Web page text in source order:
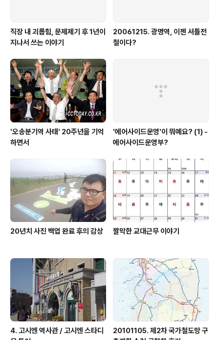
직장 내 괴롭힘, 문제제기 후 1년이
지나서 쓰는 이야기
20061215. 광명역, 이젠 셔틀전
철이다?
'오송분기역 사태' 20주년을 기억
하면서
'에어사이드운영'이 뭐예요? (1) -
에어사이드운영부?
20년치 사진 백업 완료 후의 감상 짤막한 교대근무 이야기
4. 고시엔 역사관 / 고시엔 스타디
20101105. 제2차 국가철도망 구